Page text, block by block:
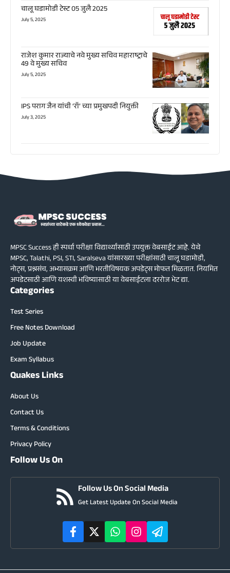
चालू घडामोडी टेस्ट 05 जुलै 2025
July 5, 2025
राजेश कुमार राज्याचे नवे मुख्य सचिव महाराष्ट्राचे
49 वे मुख्य सचिव
July 5, 2025
IPS पराग जैन यांची ‘रॉ’ च्या प्रमुखपदी नियुक्ती
July 3, 2025
MPSC Success ही स्पर्धा परीक्षा विद्यार्थ्यांसाठी उपयुक्त वेबसाईट आहे. येथे
MPSC, Talathi, PSI, STI, Saralseva यांसारख्या परीक्षांसाठी चालू घडामोडी,
नोट्स, प्रश्नसंच, अभ्यासक्रम आणि भरतीविषयक अपडेट्स मोफत मिळतात. नियमित
अपडेटसाठी आणि यशस्वी भविष्यासाठी या वेबसाईटला दररोज भेट द्या.
Categories
Test Series
Free Notes Download
Job Update
Exam Syllabus
Quakes Links
About Us
Contact Us
Terms & Conditions
Privacy Policy
Follow Us On
Follow Us On Social Media
Get Latest Update On Social Media